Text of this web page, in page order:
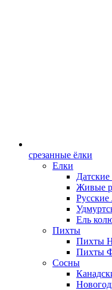
срезанные ёлки
Елки
Датские
Живые
Русские
Ель
Пихты
Пихты
Пихты
Сосны